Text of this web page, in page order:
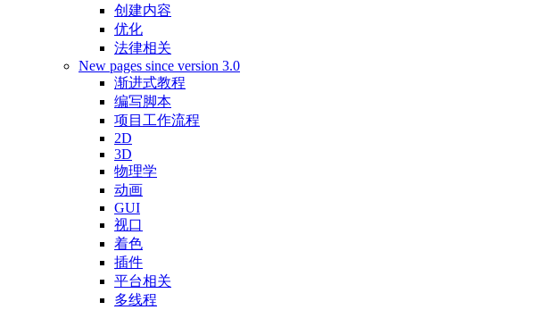
创建内容
优化
法律相关
New pages since version 3.0
渐进式教程
编写脚本
项目工作流程
2D
3D
物理学
动画
GUI
视口
着色
插件
平台相关
多线程